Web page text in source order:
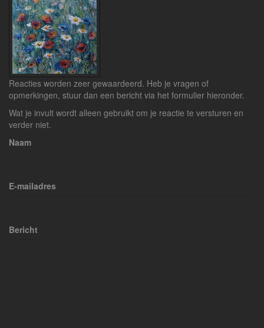
Reacties worden zeer gewaardeerd. Heb je vragen of
opmerkingen, stuur dan een bericht via het formulier hieronder.
Wat je invult wordt alleen gebruikt om je reactie te versturen en
verder niet.
Naam
E-mailadres
Bericht